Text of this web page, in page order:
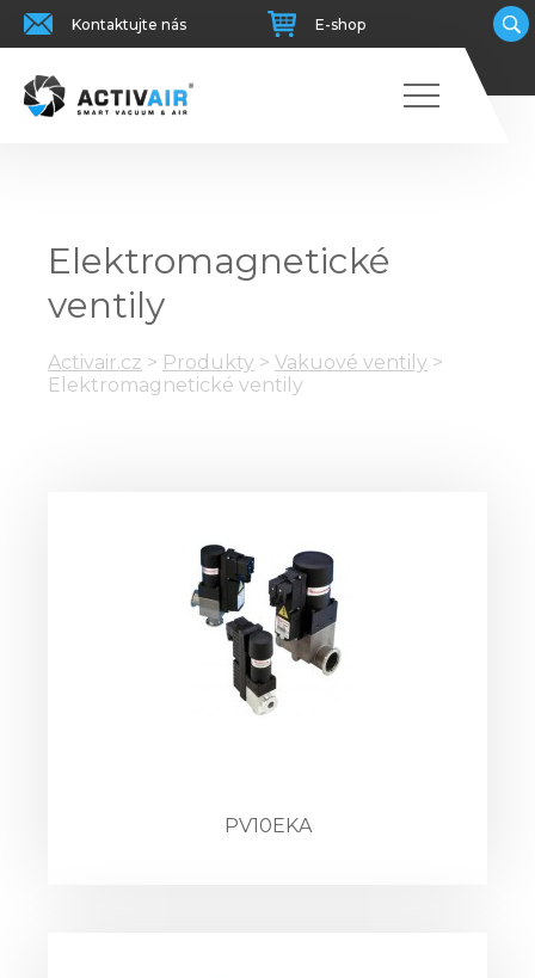
Kontaktujte nás E-shop
Elektromagnetické
ventily
Activair.cz > Produkty > Vakuové ventily >
Elektromagnetické ventily
PV10EKA